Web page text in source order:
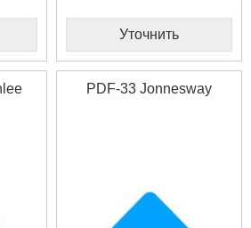
Уточнить
PDF-33 Jonnesway